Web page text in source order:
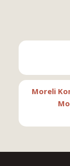
Moreli